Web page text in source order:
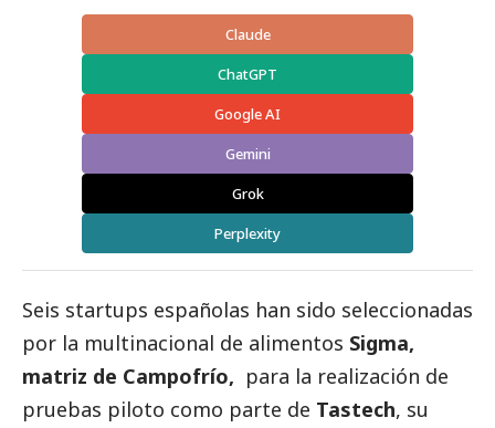
Claude
ChatGPT
Google AI
Gemini
Grok
Perplexity
Seis startups españolas han sido seleccionadas
por la multinacional de alimentos Sigma,
matriz de Campofrío, para la realización de
pruebas piloto como parte de Tastech, su